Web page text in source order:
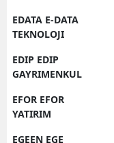
EDATA E-DATA
TEKNOLOJI
EDIP EDIP
GAYRIMENKUL
EFOR EFOR
YATIRIM
EGEEN EGE